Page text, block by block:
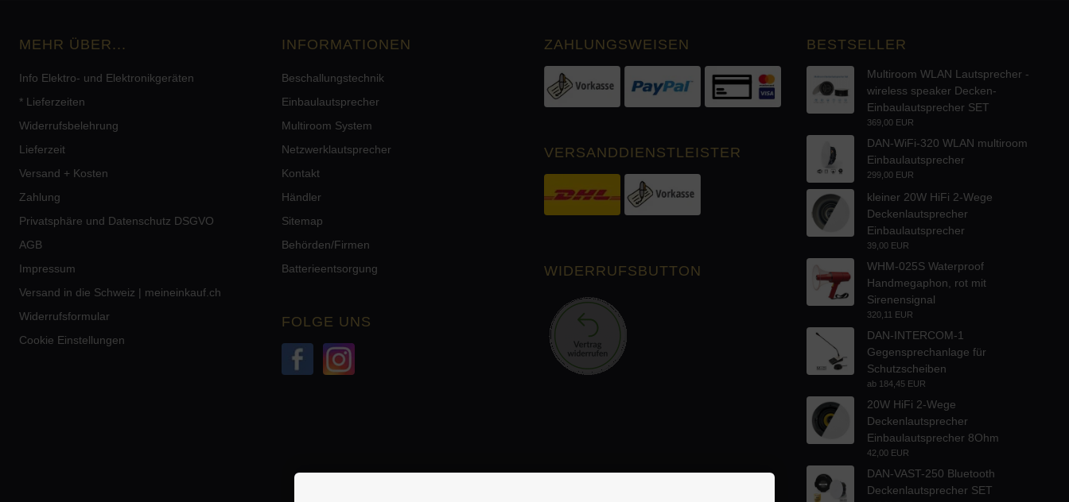
MEHR ÜBER...
Info Elektro- und Elektronikgeräten
* Lieferzeiten
Widerrufsbelehrung
Lieferzeit
Versand + Kosten
Zahlung
Privatsphäre und Datenschutz DSGVO
AGB
Impressum
Versand in die Schweiz | meineinkauf.ch
Widerrufsformular
Cookie Einstellungen
INFORMATIONEN
Beschallungstechnik
Einbaulautsprecher
Multiroom System
Netzwerklautsprecher
Kontakt
Händler
Sitemap
Behörden/Firmen
Batterieentsorgung
FOLGE UNS
ZAHLUNGSWEISEN
VERSANDDIENSTLEISTER
WIDERRUFSBUTTON
BESTSELLER
Multiroom WLAN Lautsprecher -
wireless speaker Decken-
Einbaulautsprecher SET
369,00 EUR
DAN-WiFi-320 WLAN multiroom
Einbaulautsprecher
299,00 EUR
kleiner 20W HiFi 2-Wege
Deckenlautsprecher
Einbaulautsprecher
39,00 EUR
WHM-025S Waterproof
Handmegaphon, rot mit
Sirenensignal
320,11 EUR
DAN-INTERCOM-1
Gegensprechanlage für
Schutzscheiben
ab 184,45 EUR
20W HiFi 2-Wege
Deckenlautsprecher
Einbaulautsprecher 8Ohm
42,00 EUR
DAN-VAST-250 Bluetooth
Deckenlautsprecher SET